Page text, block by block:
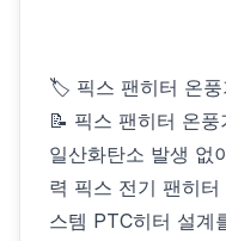
🏷 픽스 팬히터 온풍
📝 픽스 팬히터 온풍
일산화탄소 발생 없
력 픽스 전기 팬히
스템 PTC히터 설계